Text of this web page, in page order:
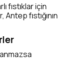
fıstıklar için
fıstığının